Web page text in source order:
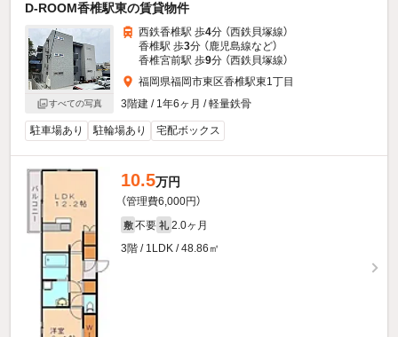
D-ROOM香椎駅東の賃貸物件
すべての写真
西鉄香椎駅 歩4分 （西鉄貝塚線）
香椎駅 歩3分 （鹿児島線など）
香椎宮前駅 歩9分 （西鉄貝塚線）
福岡県福岡市東区香椎駅東1丁目
3階建 / 1年6ヶ月 / 軽量鉄骨
駐車場あり 駐輪場あり 宅配ボックス
10.5万円
（管理費6,000円）
敷 不要 礼 2.0ヶ月
3階 / 1LDK / 48.86㎡